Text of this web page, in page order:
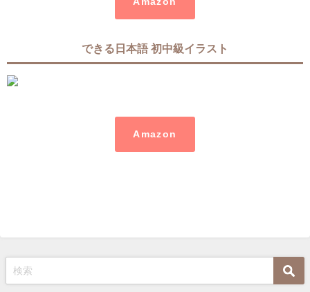
できる日本語 初中級イラスト
Amazon